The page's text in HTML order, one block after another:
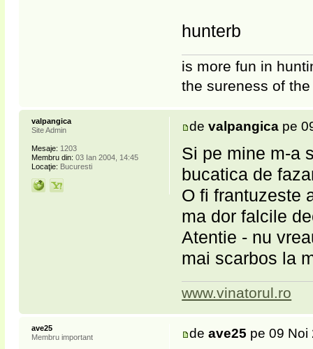
hunterb
is more fun in
the sureness of
devalpangica pe
Si pe mine m-a
bucatica de
O fi frantuzeste
ma dor falcile
Atentie - nu
mai scarbos la
www.vinatorul.ro
valpangica
Site Admin
Mesaje: 1203
Membru din: 03 Ian 2004, 14:45
Locaţie: Bucuresti
deave25 pe 09 Noi
ave25
Membru important